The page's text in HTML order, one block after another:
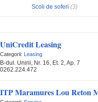
Scoli de soferi (3)
UniCredit Leasing
Categorii: Leasing
B-dul. Unirii, Nr. 16, Et. 2, Ap. 7
0262.224.472
ITP Maramures Lou Reton